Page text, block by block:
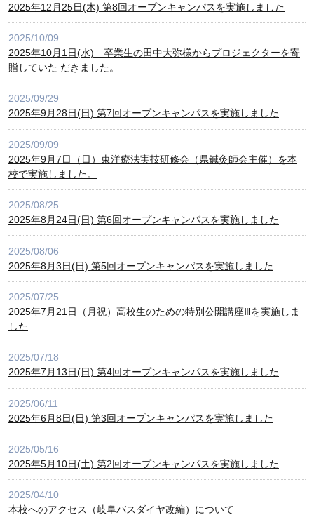
2025年12月25日(木) 第8回オープンキャンパスを実施しました
2025/10/09
2025年10月1日(水) 卒業生の田中大弥様からプロジェクターを寄
贈していた だきました。
2025/09/29
2025年9月28日(日) 第7回オープンキャンパスを実施しました
2025/09/09
2025年9月7日（日）東洋療法実技研修会（県鍼灸師会主催）を本
校で実施しました。
2025/08/25
2025年8月24日(日) 第6回オープンキャンパスを実施しました
2025/08/06
2025年8月3日(日) 第5回オープンキャンパスを実施しました
2025/07/25
2025年7月21日（月祝）高校生のための特別公開講座Ⅲを実施しま
した
2025/07/18
2025年7月13日(日) 第4回オープンキャンパスを実施しました
2025/06/11
2025年6月8日(日) 第3回オープンキャンパスを実施しました
2025/05/16
2025年5月10日(土) 第2回オープンキャンパスを実施しました
2025/04/10
本校へのアクセス（岐阜バスダイヤ改編）について